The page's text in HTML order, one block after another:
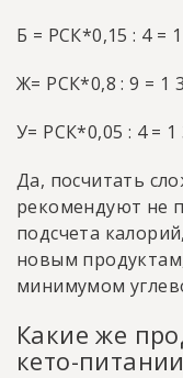
Б = РСК*0,15 : 4 =
Ж= РСК*0,8 : 9 = 1
У= РСК*0,05 : 4 = 1
Да, посчитать
рекомендуют не
подсчета
новым
минимумом
Какие же
кето-